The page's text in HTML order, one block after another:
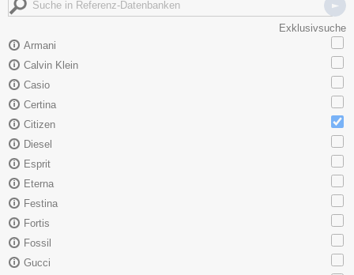
Exklusivsuche
Armani
Calvin Klein
Casio
Certina
Citizen
Diesel
Esprit
Eterna
Festina
Fortis
Fossil
Gucci